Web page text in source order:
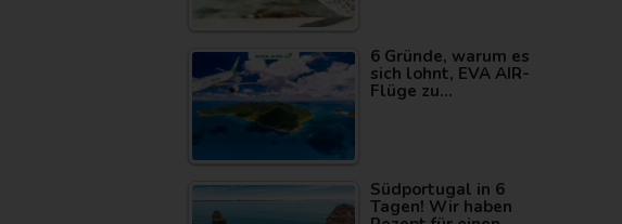
6 Gründe, warum es
sich lohnt, EVA AIR-
Flüge zu…
Südportugal in 6
Tagen! Wir haben